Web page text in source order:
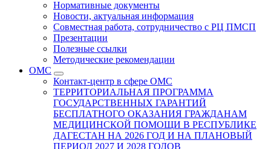
Нормативные документы
Новости, актуальная информация
Совместная работа, сотрудничество с РЦ ПМСП
Презентации
Полезные ссылки
Методические рекомендации
ОМС
Контакт-центр в сфере ОМС
ТЕРРИТОРИАЛЬНАЯ ПРОГРАММА
ГОСУДАРСТВЕННЫХ ГАРАНТИЙ
БЕСПЛАТНОГО ОКАЗАНИЯ ГРАЖДАНАМ
МЕДИЦИНСКОЙ ПОМОЩИ В РЕСПУБЛИКЕ
ДАГЕСТАН НА 2026 ГОД И НА ПЛАНОВЫЙ
ПЕРИОД 2027 И 2028 ГОДОВ